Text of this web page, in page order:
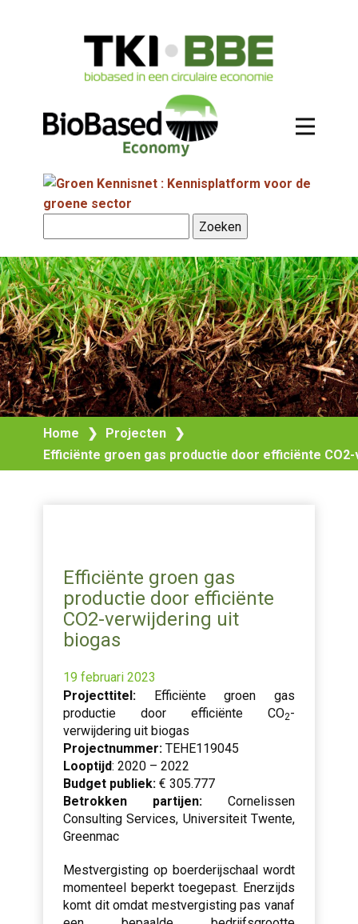
Home ❯ Projecten
❯
Efficiënte groen gas productie door efficiënte
Efficiënte groen gas
productie door efficiënte
CO2-verwijdering uit
biogas
19 februari 2023
Projecttitel: Efficiënte groen gas
productie door efficiënte CO2-
verwijdering uit biogas
Projectnummer: TEHE119045
Looptijd: 2020 – 2022
Budget publiek: € 305.777
Betrokken partijen: Cornelissen
Consulting Services, Universiteit Twente,
Greenmac
Mestvergisting op boerderijschaal wordt
momenteel beperkt toegepast. Enerzijds
komt dit omdat mestvergisting pas vanaf